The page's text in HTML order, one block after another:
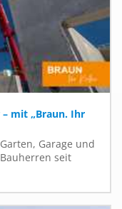
mit „Braun. Ihr
Garage und
seit